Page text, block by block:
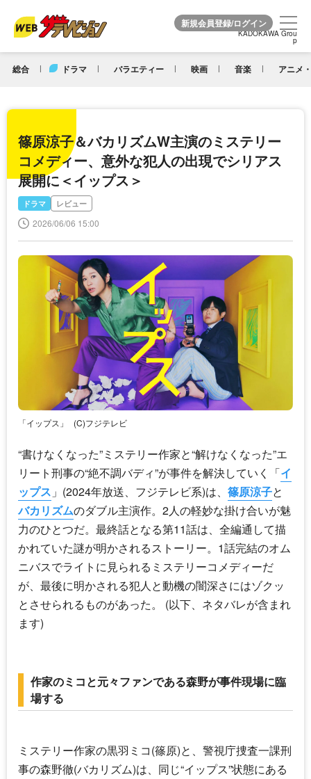
KADOKAWA Grou
p
総合 ドラマ バラエティー 映画 音楽 アニメ
KADOKAWA Grou
p
篠原涼子＆バカリズムW主演のミステリー
コメディー、意外な犯人の出現でシリアス
展開に＜イップス＞
ドラマ レビュー
2026/06/06 15:00
「イップス」 (C)フジテレビ
“書けなくなった”ミステリー作家と“解けなくなった”エ
リート刑事の“絶不調バディ”が事件を解決していく「イ
ップス 」(2024年放送、フジテレビ系)は、 篠原涼子と
バカリズムのダブル主演作。2人の軽妙な掛け合いが魅
力のひとつだ。最終話となる第11話は、全編通して描
かれていた謎が明かされるストーリー。1話完結のオム
ニバスでライトに見られるミステリーコメディーだ
が、最後に明かされる犯人と動機の闇深さにはゾクッ
とさせられるものがあった。 (以下、ネタバレが含まれ
ます)
作家のミコと元々ファンである森野が事件現場に臨
場する
ミステリー作家の黒羽ミコ(篠原)と、警視庁捜査一課刑
事の森野徹(バカリズム)は、同じ“イップス”状態にある